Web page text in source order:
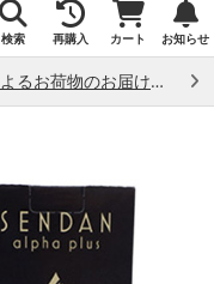
検索 再購入 カート お知らせ
熊本県熊本地方で発生した地震によるお荷物のお届け状況について （7/28）